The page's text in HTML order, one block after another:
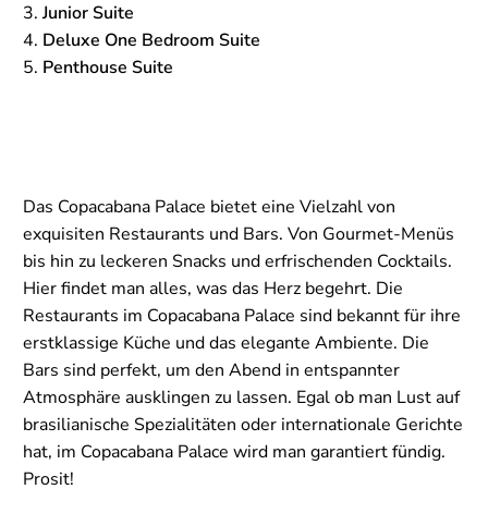
Junior Suite
Deluxe One Bedroom Suite
Penthouse Suite
Das Copacabana Palace bietet eine Vielzahl von
exquisiten Restaurants und Bars. Von Gourmet-Menüs
bis hin zu leckeren Snacks und erfrischenden Cocktails.
Hier findet man alles, was das Herz begehrt. Die
Restaurants im Copacabana Palace sind bekannt für ihre
erstklassige Küche und das elegante Ambiente. Die
Bars sind perfekt, um den Abend in entspannter
Atmosphäre ausklingen zu lassen. Egal ob man Lust auf
brasilianische Spezialitäten oder internationale Gerichte
hat, im Copacabana Palace wird man garantiert fündig.
Prosit!